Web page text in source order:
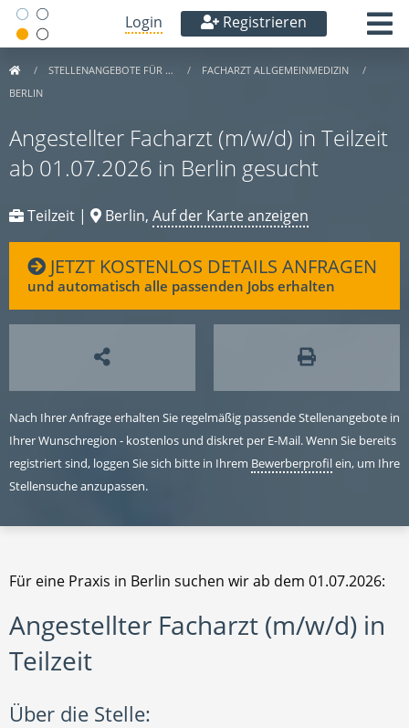
Login Registrieren
STELLENANGEBOTE FÜR …
FACHARZT ALLGEMEINMEDIZIN
BERLIN
Angestellter Facharzt (m/w/d) in Teilzeit
ab 01.07.2026 in Berlin gesucht
Teilzeit | Berlin, Auf der Karte anzeigen
JETZT KOSTENLOS DETAILS ANFRAGEN
und automatisch alle passenden Jobs erhalten
Nach Ihrer Anfrage erhalten Sie regelmäßig passende Stellenangebote in
Ihrer Wunschregion - kostenlos und diskret per E-Mail. Wenn Sie bereits
registriert sind, loggen Sie sich bitte in Ihrem Bewerberprofilein, um Ihre
Stellensuche anzupassen.
Für eine Praxis in Berlin suchen wir ab dem 01.07.2026:
Angestellter Facharzt (m/w/d) in
Teilzeit
Über die Stelle: